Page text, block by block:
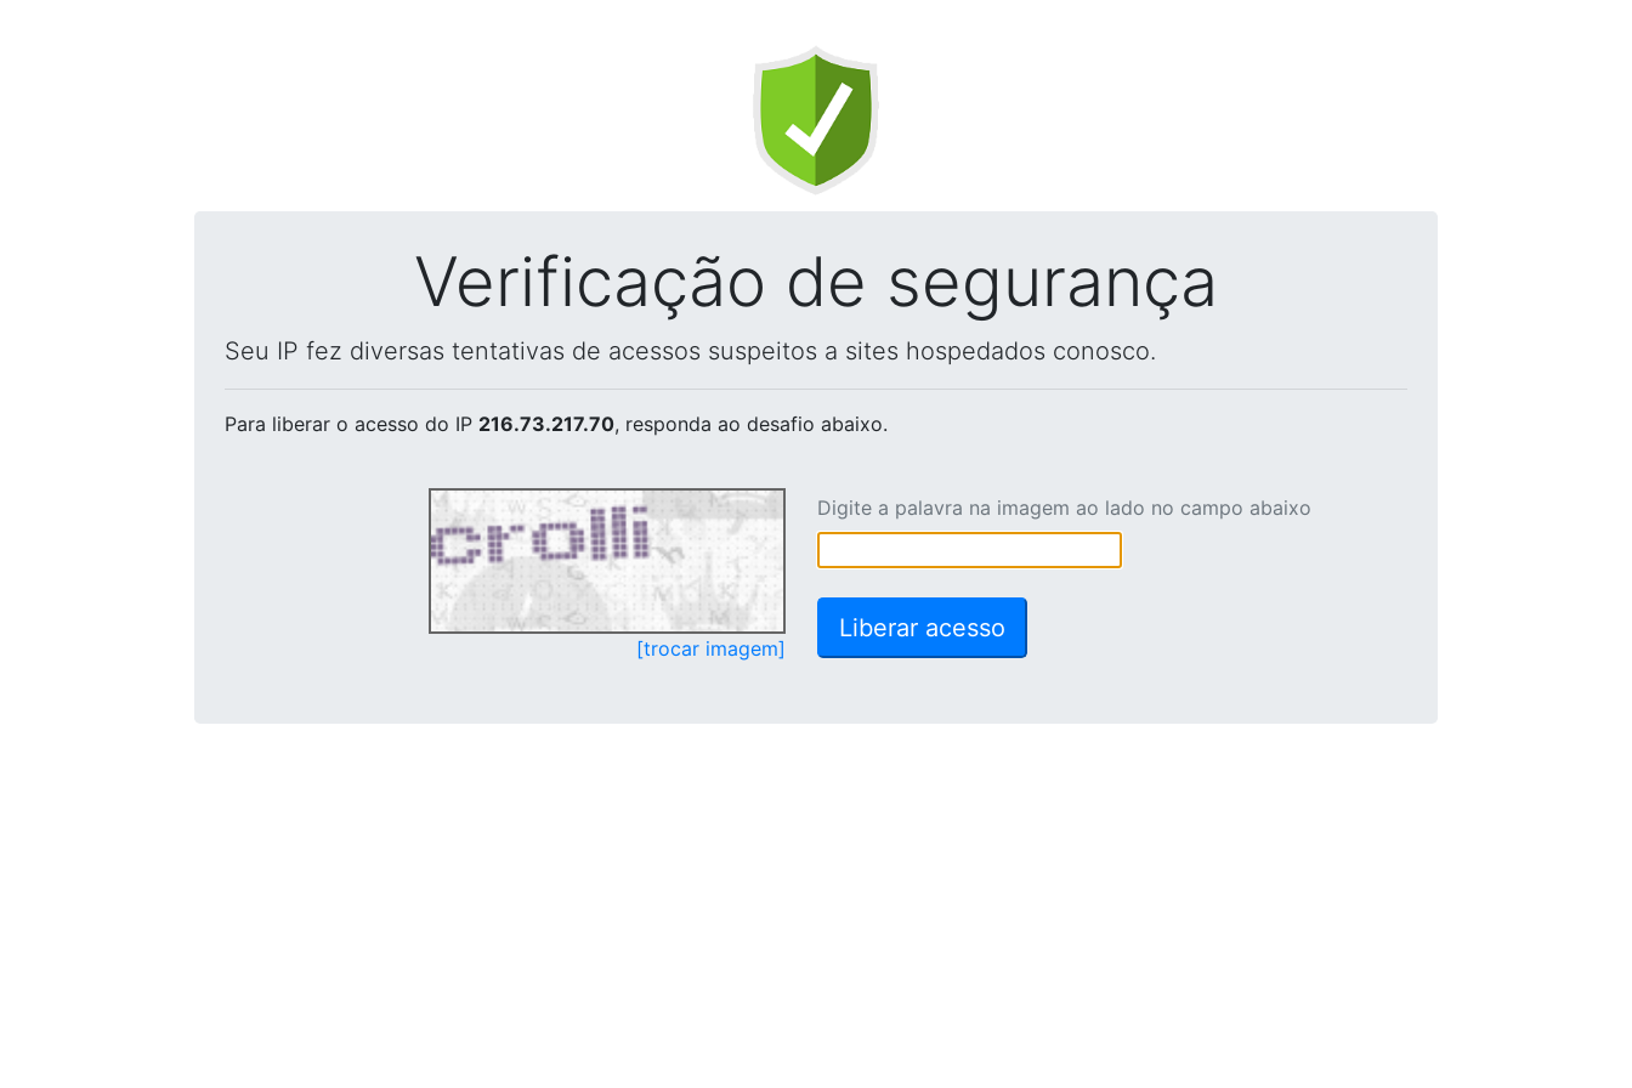
Verificação de segurança
Seu IP fez diversas tentativas de acessos suspeitos a sites hospedados conosco.
Para liberar o acesso do IP 216.73.217.70, responda ao desafio abaixo.
[trocar imagem]
Digite a palavra na imagem ao lado no campo abaixo